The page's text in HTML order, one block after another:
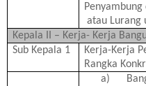
atau Lurang
Kepala II – Kerja- Kerja
Sub Kepala 1
Kerja-Kerja
Rangka
a)